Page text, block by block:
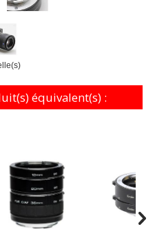
équivalent(s) :